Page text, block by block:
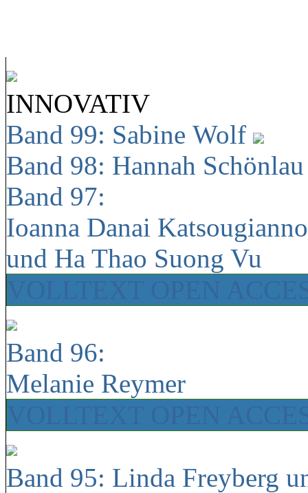
INNOVATIV
Band 99: Sabine Wolf
Band 98: Hannah
Band 97:
Ioanna Danai
und Ha Thao Suong Vu
Band 96:
Melanie Reymer
Band 95: Linda Freyberg